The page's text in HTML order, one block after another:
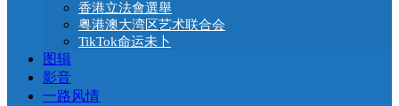
香港立法會選舉
粤港澳大湾区艺术联合会
TikTok命运未卜
图辑
影音
一路风情